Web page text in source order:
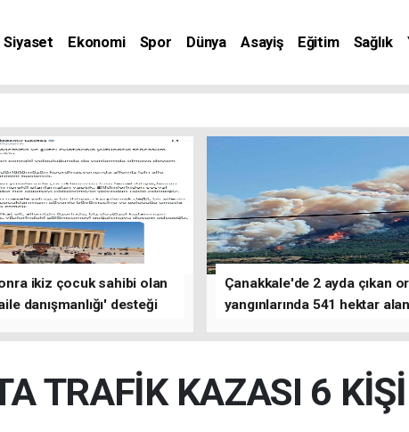
Siyaset Ekonomi Spor Dünya Asayiş Eğitim Sağlık
ikiz çocuk sahibi olan
danışmanlığı' desteği
Çanakkale'de 2 ayda çıkan
yangınlarında 541 hektar alan
TRAFİK KAZASI 6